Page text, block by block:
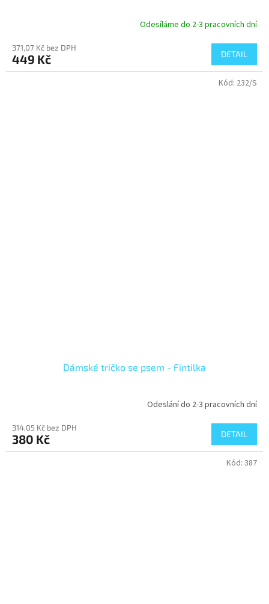
Odesíláme do 2-3 pracovních dní
371,07 Kč bez DPH
449 Kč DETAIL
Dámské tričko se psem - Fintilka
Odeslání do 2-3 pracovních dní
314,05 Kč bez DPH
380 Kč DETAIL
Kód: 232/S
Kód: 387